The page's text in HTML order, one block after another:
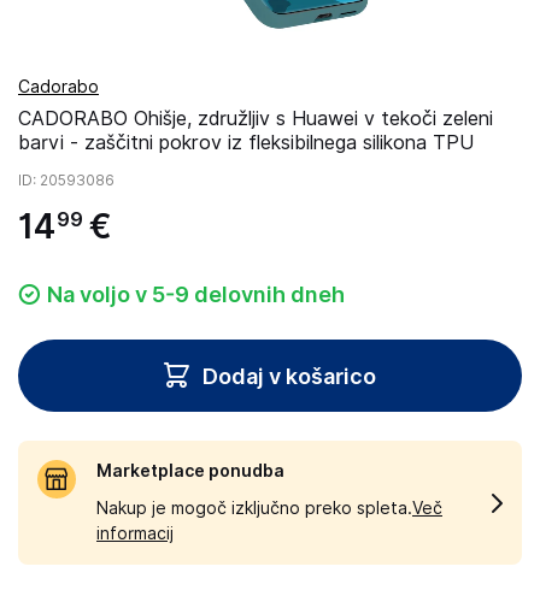
Cadorabo
CADORABO Ohišje, združljiv s Huawei v tekoči zeleni
barvi - zaščitni pokrov iz fleksibilnega silikona TPU
ID: 20593086
1499 €
Na voljo v 5-9 delovnih dneh
Dodaj v košarico
Marketplace ponudba
Nakup je mogoč izključno preko spleta.Več
informacij